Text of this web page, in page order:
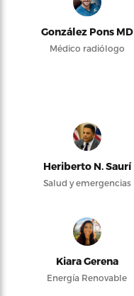
González Pons MD
Médico radiólogo
Heriberto N. Saurí
Salud y emergencias
Kiara Gerena
Energía Renovable